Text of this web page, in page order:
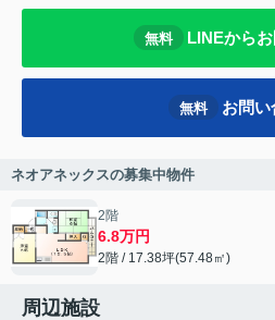
無料 LINEから
無料 お問い
ネオアネックスの募集中物件
2階
6.8万円
2階 / 17.38坪(57.48㎡)
周辺施設